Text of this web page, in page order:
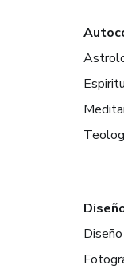
Diseño